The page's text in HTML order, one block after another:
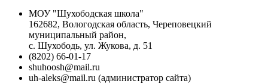
МОУ "Шухободская школа"
162682, Вологодская область, Череповецкий
муниципальный район,
с. Шухободь, ул. Жукова, д. 51
(8202) 66-01-17
shuhoosh@mail.ru
uh-aleks@mail.ru (администратор сайта)